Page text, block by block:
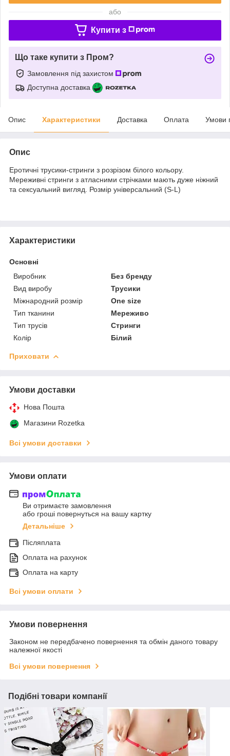
або
Купити з
Що таке купити з Пром?
Замовлення під захистом
Доступна доставка
Опис Характеристики Доставка Оплата Умови
Опис
Еротичні трусики-стринги з розрізом білого кольору.
Мереживні стринги з атласними стрічками мають дуже ніжний
та сексуальний вигляд. Розмір універсальний (S-L)
Характеристики
Основні
Виробник
Без бренду
Вид виробу
Трусики
Міжнародний розмір
One size
Тип тканини
Мереживо
Тип трусів
Стринги
Колір
Білий
Приховати
Умови доставки
Нова Пошта
Магазини Rozetka
Всі умови доставки
Умови оплати
Ви отримаєте замовлення
або гроші повернуться на вашу картку
Детальніше
Післяплата
Оплата на рахунок
Оплата на карту
Всі умови оплати
Умови повернення
Законом не передбачено повернення та обмін даного товару
належної якості
Всі умови повернення
Подібні товари компанії